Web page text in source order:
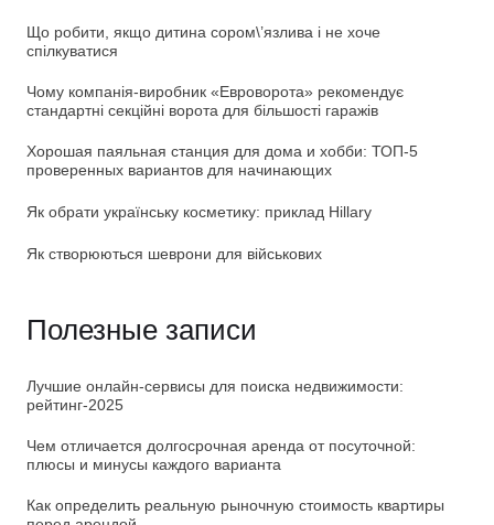
Що робити, якщо дитина сором\’язлива і не хоче
спілкуватися
Чому компанія-виробник «Евроворота» рекомендує
стандартні секційні ворота для більшості гаражів
Хорошая паяльная станция для дома и хобби: ТОП-5
проверенных вариантов для начинающих
Як обрати українську косметику: приклад Hillary
Як створюються шеврони для військових
Полезные записи
Лучшие онлайн-сервисы для поиска недвижимости:
рейтинг-2025
Чем отличается долгосрочная аренда от посуточной:
плюсы и минусы каждого варианта
Как определить реальную рыночную стоимость квартиры